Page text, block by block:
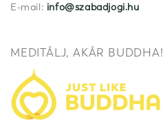
E-mail: info@szabadjogi.hu
MEDITÁLJ, AKÁR BUDDHA!